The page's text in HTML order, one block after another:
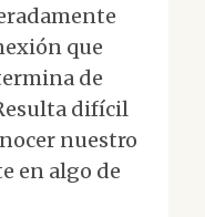
que
de
difícil
nuestro
en algo de